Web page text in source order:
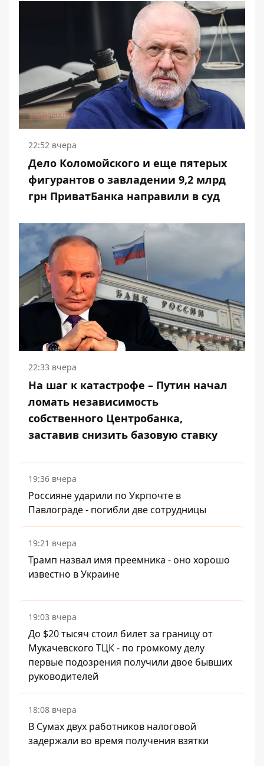
22:52 вчера
Дело Коломойского и еще пятерых
фигурантов о завладении 9,2 млрд
грн ПриватБанка направили в суд
22:33 вчера
На шаг к катастрофе – Путин начал
ломать независимость
собственного Центробанка,
заставив снизить базовую ставку
19:36 вчера
Россияне ударили по Укрпочте в
Павлограде - погибли две сотрудницы
19:21 вчера
Трамп назвал имя преемника - оно хорошо
известно в Украине
19:03 вчера
До $20 тысяч стоил билет за границу от
Мукачевского ТЦК - по громкому делу
первые подозрения получили двое бывших
руководителей
18:08 вчера
В Сумах двух работников налоговой
задержали во время получения взятки